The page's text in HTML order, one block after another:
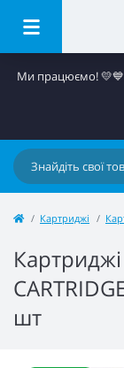
Ми працюємо!
Картриджі
шт